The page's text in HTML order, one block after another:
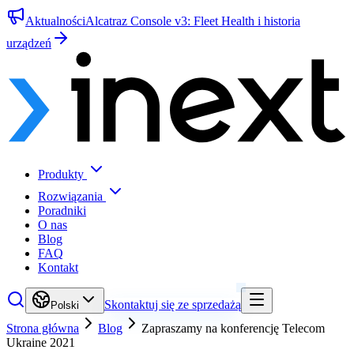
AktualnościAlcatraz Console v3: Fleet Health i historia
urządzeń
Produkty
Rozwiązania
Poradniki
O nas
Blog
FAQ
Kontakt
Polski
Skontaktuj się ze sprzedażą
Strona główna
Blog
Zapraszamy na konferencję Telecom
Ukraine 2021